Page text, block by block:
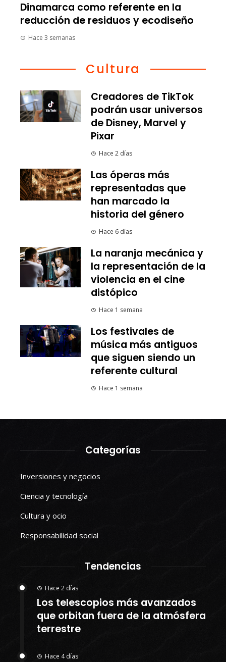
Dinamarca como referente en la
reducción de residuos y ecodiseño
Hace 3 semanas
Cultura
Creadores de TikTok
podrán usar universos
de Disney, Marvel y
Pixar
Hace 2 días
Las óperas más
representadas que
han marcado la
historia del género
Hace 6 días
La naranja mecánica y
la representación de la
violencia en el cine
distópico
Hace 1 semana
Los festivales de
música más antiguos
que siguen siendo un
referente cultural
Hace 1 semana
Categorías
Inversiones y negocios
Ciencia y tecnología
Cultura y ocio
Responsabilidad social
Tendencias
Hace 2 días
Los telescopios más avanzados
que orbitan fuera de la atmósfera
terrestre
Hace 4 días